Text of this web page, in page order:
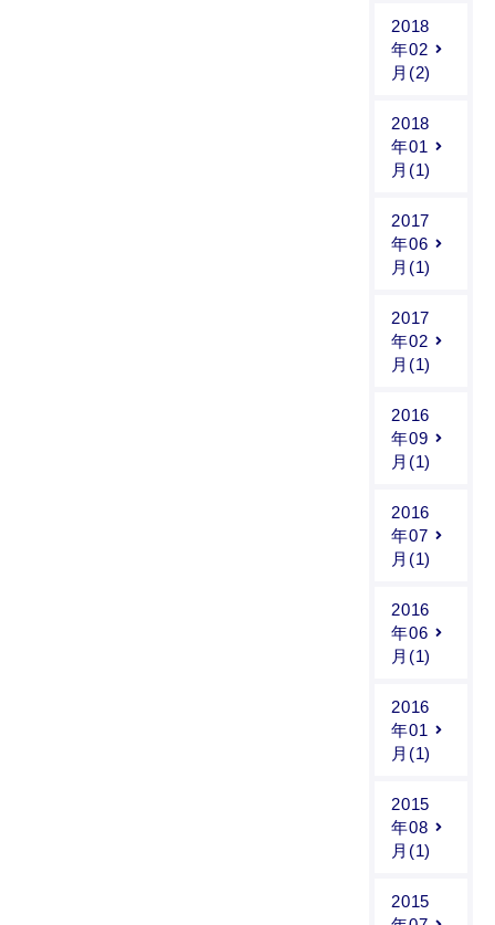
2018
年02
月(2)
2018
年01
月(1)
2017
年06
月(1)
2017
年02
月(1)
2016
年09
月(1)
2016
年07
月(1)
2016
年06
月(1)
2016
年01
月(1)
2015
年08
月(1)
2015